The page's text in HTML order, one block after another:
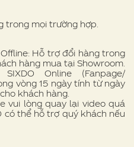
trong mọi trường hợp.
Hỗ trợ đổi hàng trong
hàng mua tại Showroom.
Online (Fanpage/
vòng 15 ngày tính từ ngày
khách hàng.
vui lòng quay lại video quá
có thể hỗ trợ quý khách nếu